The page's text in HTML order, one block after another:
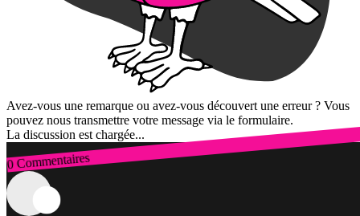
Avez-vous une remarque ou avez-vous découvert une erreur ? Vous
pouvez nous transmettre votre message via le formulaire.
La discussion est chargée...
0 Commentaires
Connexion